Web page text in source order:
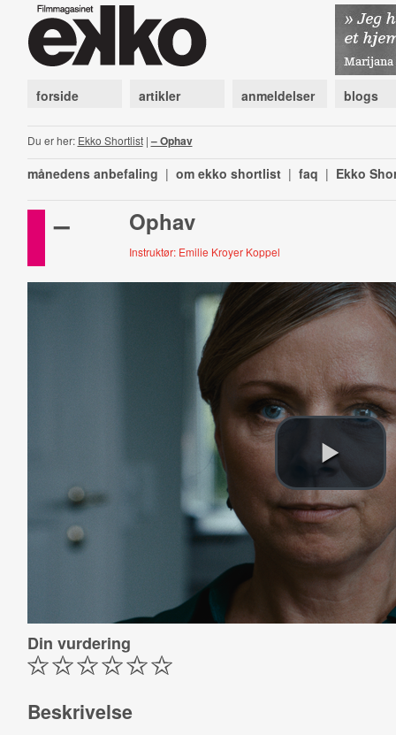
forside artikler anmeldelser blogs
Du er her: Ekko Shortlist| – Ophav
månedens anbefaling | om ekko shortlist | faq | Ekko
– Ophav
Instruktør: Emilie Kroyer Koppel
Din vurdering
Beskrivelse